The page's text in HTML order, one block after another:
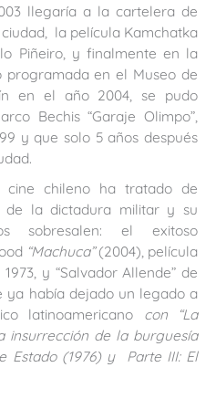
llegaría a la cartelera de
la película Kamchatka
Piñeiro, y finalmente en la
en el Museo de
en el año 2004, se pudo
Bechis “Garaje Olimpo”,
y que solo 5 años después
chileno ha tratado de
de la dictadura militar y su
sobresalen: el exitoso
“Machuca”(2004), película
y “Salvador Allende” de
ya había dejado un legado a
latinoamericano con “La
insurrección de la burguesía
Estado (1976) y Parte III: El